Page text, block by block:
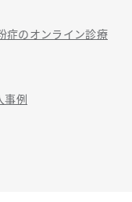
症のオンライン診療
事例